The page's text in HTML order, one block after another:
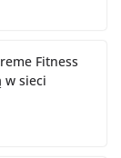
Fitness
w sieci